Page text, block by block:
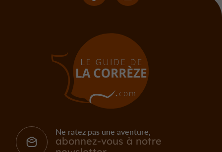
Ne ratez pas une aventure,
abonnez-vous à notre